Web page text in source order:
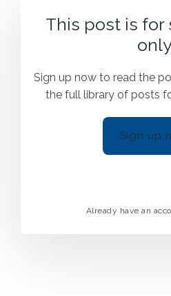
This post is for
Sign up now to read the
the full library of posts
Sign up
Already have an